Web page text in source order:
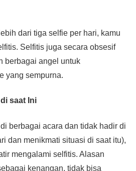
dari tiga selfie per hari, kamu
Selfitis juga secara obsesif
berbagai angel untuk
yang sempurna.
saat Ini
berbagai acara dan tidak hadir di
dan menikmati situasi di saat itu),
mengalami selfitis. Alasan
kenangan, tidak bisa